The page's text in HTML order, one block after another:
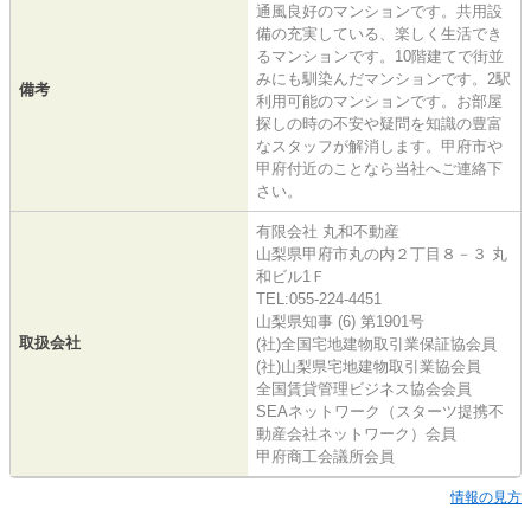
備考
通風良好のマンションです。共用設
備の充実している、楽しく生活でき
るマンションです。10階建てで街並
みにも馴染んだマンションです。2駅
利用可能のマンションです。お部屋
探しの時の不安や疑問を知識の豊富
なスタッフが解消します。甲府市や
甲府付近のことなら当社へご連絡下
さい。
取扱会社
有限会社 丸和不動産
山梨県甲府市丸の内２丁目８－３ 丸
和ビル1Ｆ
TEL:055-224-4451
山梨県知事 (6) 第1901号
(社)全国宅地建物取引業保証協会員
(社)山梨県宅地建物取引業協会員
全国賃貸管理ビジネス協会会員
SEAネットワーク（スターツ提携不
動産会社ネットワーク）会員
甲府商工会議所会員
情報の見方